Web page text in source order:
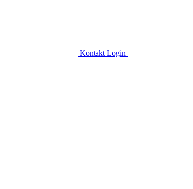
Kontakt Login